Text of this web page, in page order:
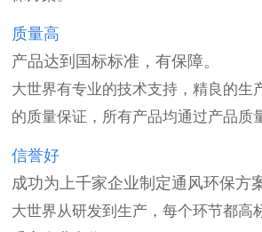
质量高
产品达到国标标准，有保障。
大世界有专业的技术支持，精良的生
的质量保证，所有产品均通过产品质
信誉好
成功为上千家企业制定通风环保方
大世界从研发到生产，每个环节都高